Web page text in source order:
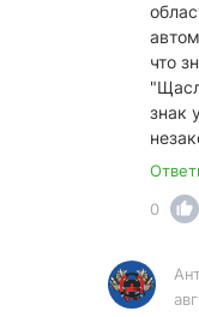
что
знак
0